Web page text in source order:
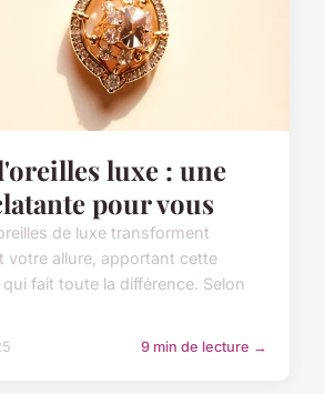
luxe : une
pour vous
de luxe transforment
votre allure, apportant cette
fait toute la différence. Selon
9 min de lecture →